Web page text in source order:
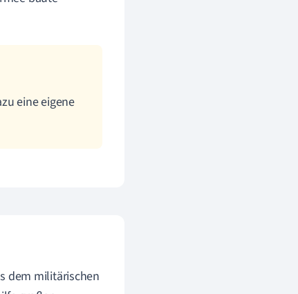
eine eigene
dem militärischen